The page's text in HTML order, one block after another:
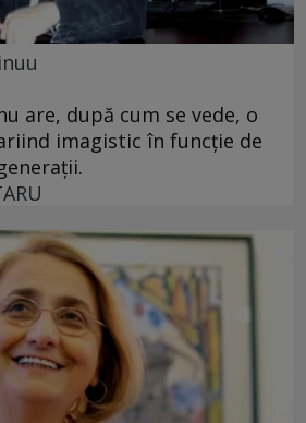
are, după cum se vede, o
imagistic în funcţie de